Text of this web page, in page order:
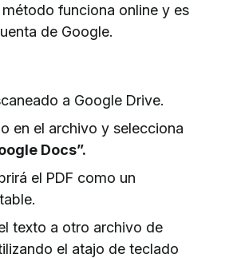
método funciona online y es
de Google.
a Google Drive.
en el archivo y selecciona
Docs”.
el PDF como un
texto a otro archivo de
el atajo de teclado